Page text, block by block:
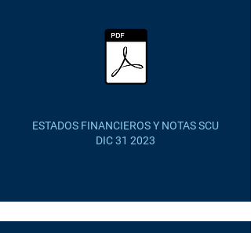
ESTADOS FINANCIEROS Y NOTAS SCU
DIC 31 2023